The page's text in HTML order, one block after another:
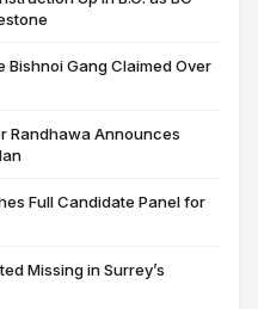
Gang Claimed Over
Randhawa Announces
Full Candidate Panel for
Missing in Surrey’s